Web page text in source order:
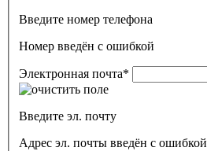
Введите номер телефона
Номер введён c ошибкой
Электронная почта*
Введите эл. почту
Адрес эл. почты введён с ошибкой